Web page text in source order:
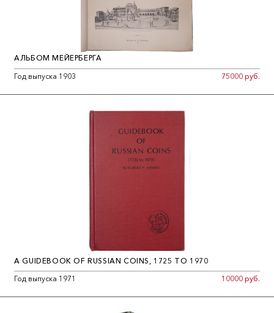
АЛЬБОМ МЕЙЕРБЕРГА
Год выпуска 1903
75000 руб.
A GUIDEBOOK OF RUSSIAN COINS, 1725 TO 1970
Год выпуска 1971
10000 руб.